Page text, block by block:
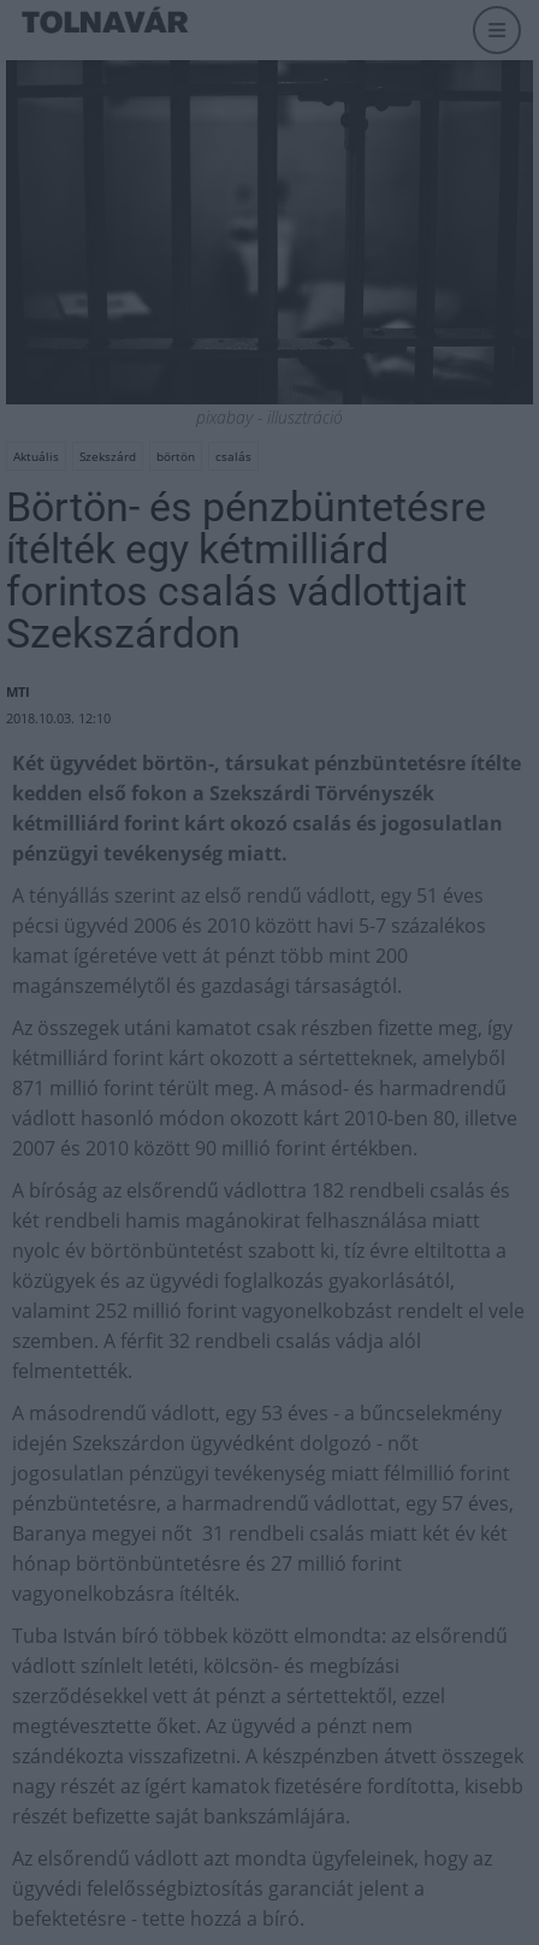
pixabay - illusztráció
Aktuális Szekszárd börtön csalás
Börtön- és pénzbüntetésre
ítélték egy kétmilliárd
forintos csalás vádlottjait
Szekszárdon
MTI
2018.10.03. 12:10
Két ügyvédet börtön-, társukat pénzbüntetésre ítélte
kedden első fokon a Szekszárdi Törvényszék
kétmilliárd forint kárt okozó csalás és jogosulatlan
pénzügyi tevékenység miatt.
A tényállás szerint az első rendű vádlott, egy 51 éves
pécsi ügyvéd 2006 és 2010 között havi 5-7 százalékos
kamat ígéretéve vett át pénzt több mint 200
magánszemélytől és gazdasági társaságtól.
Az összegek utáni kamatot csak részben fizette meg, így
kétmilliárd forint kárt okozott a sértetteknek, amelyből
871 millió forint térült meg. A másod- és harmadrendű
vádlott hasonló módon okozott kárt 2010-ben 80, illetve
2007 és 2010 között 90 millió forint értékben.
A bíróság az elsőrendű vádlottra 182 rendbeli csalás és
két rendbeli hamis magánokirat felhasználása miatt
nyolc év börtönbüntetést szabott ki, tíz évre eltiltotta a
közügyek és az ügyvédi foglalkozás gyakorlásától,
valamint 252 millió forint vagyonelkobzást rendelt el vele
szemben. A férfit 32 rendbeli csalás vádja alól
felmentették.
A másodrendű vádlott, egy 53 éves - a bűncselekmény
idején Szekszárdon ügyvédként dolgozó - nőt
jogosulatlan pénzügyi tevékenység miatt félmillió forint
pénzbüntetésre, a harmadrendű vádlottat, egy 57 éves,
Baranya megyei nőt 31 rendbeli csalás miatt két év két
hónap börtönbüntetésre és 27 millió forint
vagyonelkobzásra ítélték.
Tuba István bíró többek között elmondta: az elsőrendű
vádlott színlelt letéti, kölcsön- és megbízási
szerződésekkel vett át pénzt a sértettektől, ezzel
megtévesztette őket. Az ügyvéd a pénzt nem
szándékozta visszafizetni. A készpénzben átvett összegek
nagy részét az ígért kamatok fizetésére fordította, kisebb
részét befizette saját bankszámlájára.
Az elsőrendű vádlott azt mondta ügyfeleinek, hogy az
ügyvédi felelősségbiztosítás garanciát jelent a
befektetésre - tette hozzá a bíró.